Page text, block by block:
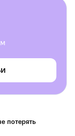
потерять